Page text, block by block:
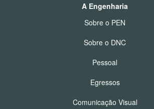
A Engenharia
Sobre o PEN
Sobre o DNC
Pessoal
Egressos
Comunicação Visual